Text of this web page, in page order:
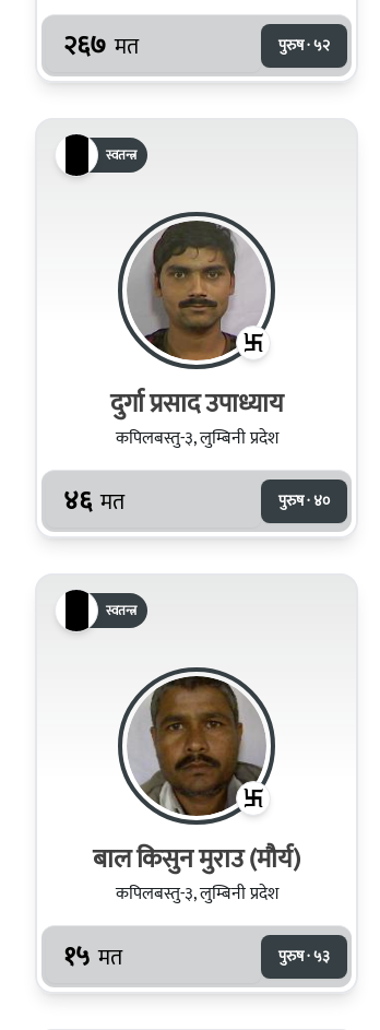
२६७ मत पुरुष · ५२
स्वतन्त्र
दुर्गा प्रसाद उपाध्याय
कपिलबस्तु-३, लुम्बिनी प्रदेश
४६ मत पुरुष · ४०
स्वतन्त्र
बाल किसुन मुराउ (मौर्य)
कपिलबस्तु-३, लुम्बिनी प्रदेश
१५ मत पुरुष · ५३